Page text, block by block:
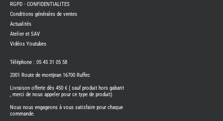
CAMPING-
CARADO
CAMPING-
ITINEO
CAMPING-
OCCASION
CARADO
RGPD - CONFIDENTIALITES
Conditions générales de ventes
Actualités
Atelier et SAV
Vidéos Youtubes
Téléphone : 05 45 31 05 58
2001 Route de montjean 16700 Ruffec
Livraison offerte dès 450 € ( sauf produit hors gabarit
, merci de nous appeler pour ce type de produit)
Nous nous engageons à vous satisfaire pour chaque
commande.